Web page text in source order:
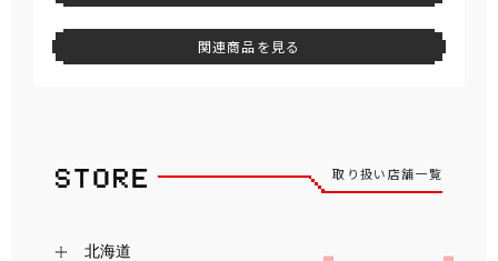
関連商品を見る
取り扱い店舗一覧
北海道